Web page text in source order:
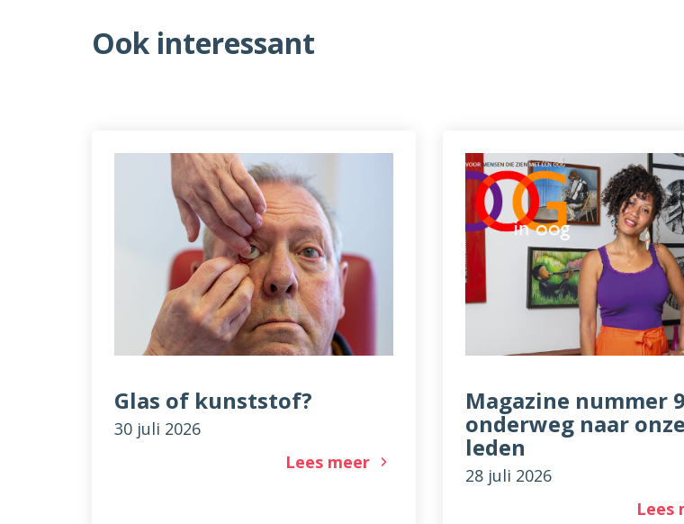
Ook interessant
Glas of kunststof?
30 juli 2026
Lees meer
Magazine nummer
onderweg naar onze
leden
28 juli 2026
Lees